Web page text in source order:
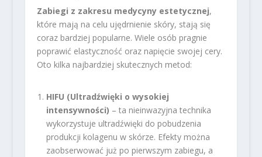
Zabiegi z zakresu medycyny estetycznej,
które mają na celu ujędrnienie skóry, stają się
coraz bardziej popularne. Wiele osób pragnie
poprawić elastyczność oraz napięcie swojej cery.
Oto kilka najbardziej skutecznych metod:
HIFU (Ultradźwięki o wysokiej
intensywności) – ta nieinwazyjna technika
wykorzystuje ultradźwięki do pobudzenia
produkcji kolagenu w skórze. Efekty można
zaobserwować już po pierwszym zabiegu, a